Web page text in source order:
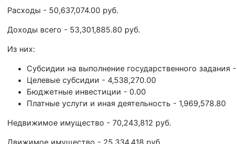
Расходы - 50,637,074.00 руб.
Доходы всего - 53,301,885.80 руб.
Из них:
Субсидии на выполнение государственного задания
Целевые субсидии - 4,538,270.00
Бюджетные инвестиции - 0.00
Платные услуги и иная деятельность - 1,969,578.80
Недвижимое имущество - 70,243,812 руб.
Движимое имущество - 25,334,418 руб.